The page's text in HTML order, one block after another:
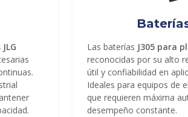
Las baterías J305 para
reconocidas por su alto
útil y confiabilidad en
Ideales para equipos de
que requieren máxima
desempeño constante.